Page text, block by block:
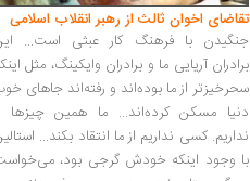
تقاضای اخوان ثالث از رهبر انقلاب اسلامی
جنگیدن با فرهنگ کار عبثی است...
برادران آریایی ما و برادران وایکینگ، مثل
سحرخیزتر از ما بوده‌اند و رفته‌اند جاهای
دنیا مسکن کرده‌اند... ما همین چیزها
نداریم. کسی نداریم از ما انتقاد بکند...
با وجود اینکه خودش گرجی بود،